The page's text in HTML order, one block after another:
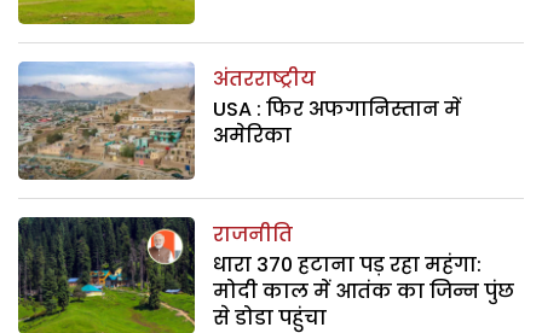
अंतरराष्ट्रीय
USA : फिर अफगानिस्तान में
अमेरिका
राजनीति
धारा 370 हटाना पड़ रहा महंगा:
मोदी काल में आतंक का जिन्न पुंछ
से डोडा पहुंचा